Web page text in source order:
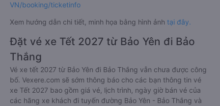
VN/booking/ticketinfo
Xem hướng dẫn chi tiết, minh họa bằng hình ảnh tại đây.
Đặt vé xe Tết 2027 từ Bảo Yên đi Bảo
Thắng
Vé xe tết 2027 từ Bảo Yên đi Bảo Thắng vẫn chưa được công
bố. Vexere.com sẽ sớm thông báo cho các bạn thông tin vé
xe Tết 2027 bao gồm giá vé, lịch trình, ngày giờ bán vé của
các hãng xe khách đi tuyến đường Bảo Yên - Bảo Thắng và